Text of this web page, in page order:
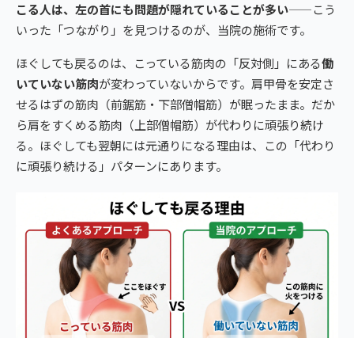
こる人は、左の首にも問題が隠れていることが多い——こう
いった「つながり」を見つけるのが、当院の施術です。
ほぐしても戻るのは、こっている筋肉の「反対側」にある働
いていない筋肉が変わっていないからです。肩甲骨を安定さ
せるはずの筋肉（前鋸筋・下部僧帽筋）が眠ったまま。だか
ら肩をすくめる筋肉（上部僧帽筋）が代わりに頑張り続け
る。ほぐしても翌朝には元通りになる理由は、この「代わり
に頑張り続ける」パターンにあります。